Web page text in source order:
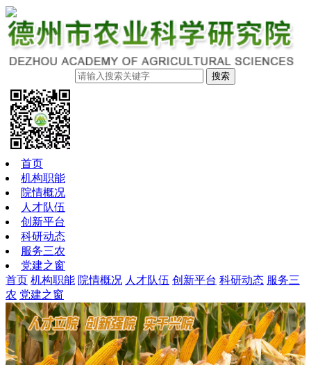
搜索
首页
机构职能
院情概况
人才队伍
创新平台
科研动态
服务三农
党建之窗
首页 机构职能 院情概况 人才队伍 创新平台 科研动态 服务三
农 党建之窗